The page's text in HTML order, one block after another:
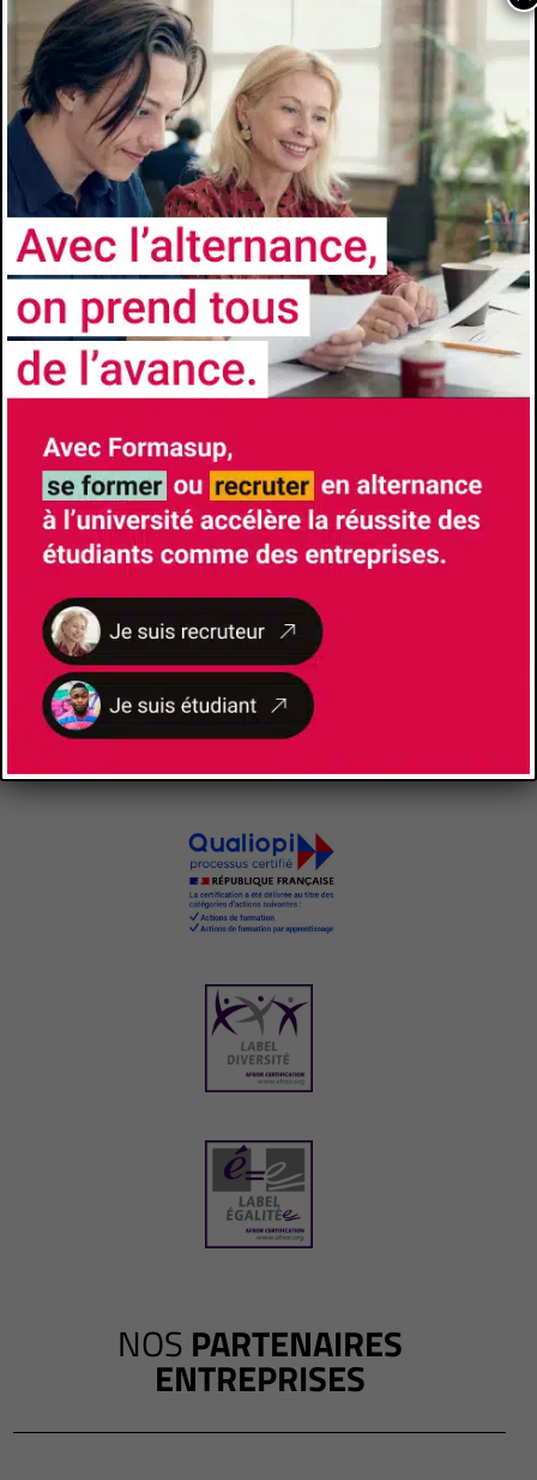
NOSCERTIFICATIONS ET LABELS
NOS PARTENAIRES
ENTREPRISES